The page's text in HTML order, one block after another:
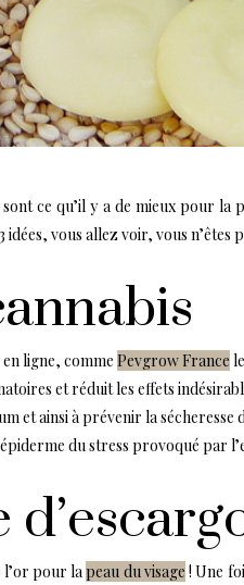
ce qu’il y a de mieux pour
vous allez voir, vous n’êtes
ligne, comme Pevgrow France
et réduit les effets
et ainsi à prévenir la sécheresse
du stress provoqué par
l’or pour la peau du visage ! Une